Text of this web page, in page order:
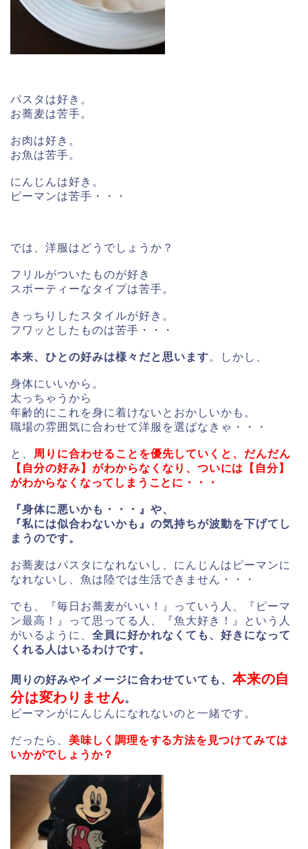
パスタは好き。
お蕎麦は苦手。
お肉は好き。
お魚は苦手。
にんじんは好き。
ピーマンは苦手・・・
では、洋服はどうでしょうか？
フリルがついたものが好き
スポーティーなタイプは苦手。
きっちりしたスタイルが好き。
フワッとしたものは苦手・・・
本来、ひとの好みは様々だと思います。しかし、
身体にいいから。
太っちゃうから
年齢的にこれを身に着けないとおかしいかも。
職場の雰囲気に合わせて洋服を選ばなきゃ・・・
と、
周りに合わせることを優先していくと、だんだん
【自分の好み】がわからなくなり、 ついには【自分】
がわからなくなってしまうことに・・・
『身体に悪いかも・・・』や、
『私には似合わないかも』の気持ちが波動を下げてし
まうのです。
お蕎麦はパスタになれないし、にんじんはピーマンに
なれないし、魚は陸では生活できません・・・
でも、『毎日お蕎麦がいい！』っていう人、『ピーマ
ン最高！』って思ってる人、『魚大好き！』という人
がいるように、 全員に好かれなくても、好きになって
くれる人はいるわけです。
周りの好みやイメージに合わせていても、 本来の自
分は変わりません。
ピーマンがにんじんになれないのと一緒です。
だったら、 美味しく調理をする方法を見つけてみては
いかがでしょうか？